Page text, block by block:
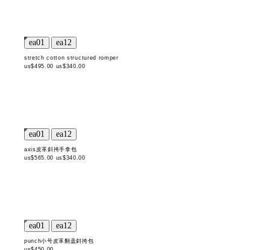
stretch cotton structured romper
us$495.00 us$340.00
axis皮革斜挎手拿包
us$565.00 us$340.00
punch小号皮革翻盖斜挎包